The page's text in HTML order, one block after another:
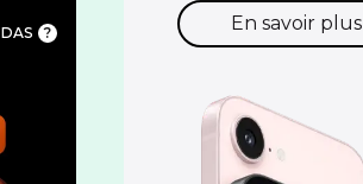
DAS En savoir plus